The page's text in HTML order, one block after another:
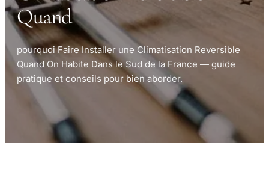
Quand
pourquoi Faire Installer une Climatisation Reversible
Quand On Habite Dans le Sud de la France — guide
pratique et conseils pour bien aborder.